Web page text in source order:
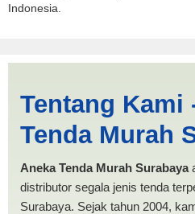
Indonesia.
PRODUKSI
MURAH
Tentang Kami
Tenda Murah
Aneka Tenda Murah Surabaya
distributor segala jenis tenda
Surabaya. Sejak tahun 2004,